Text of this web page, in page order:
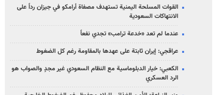
القوات المسلحة اليمنية تستهدف مصفاة أرامكو في جيزان رداً على
الانتهاكات السعودية
عندما لم تعد «خدعة ترامب» تجدي نفعاً
عراقجي: إيران ثابتة على عهدها بالمقاومة رغم كل الضغوط
الكعبي: خيار الدبلوماسية مع النظام السعودي غير مجدٍ والصواب هو
الرد العسكري